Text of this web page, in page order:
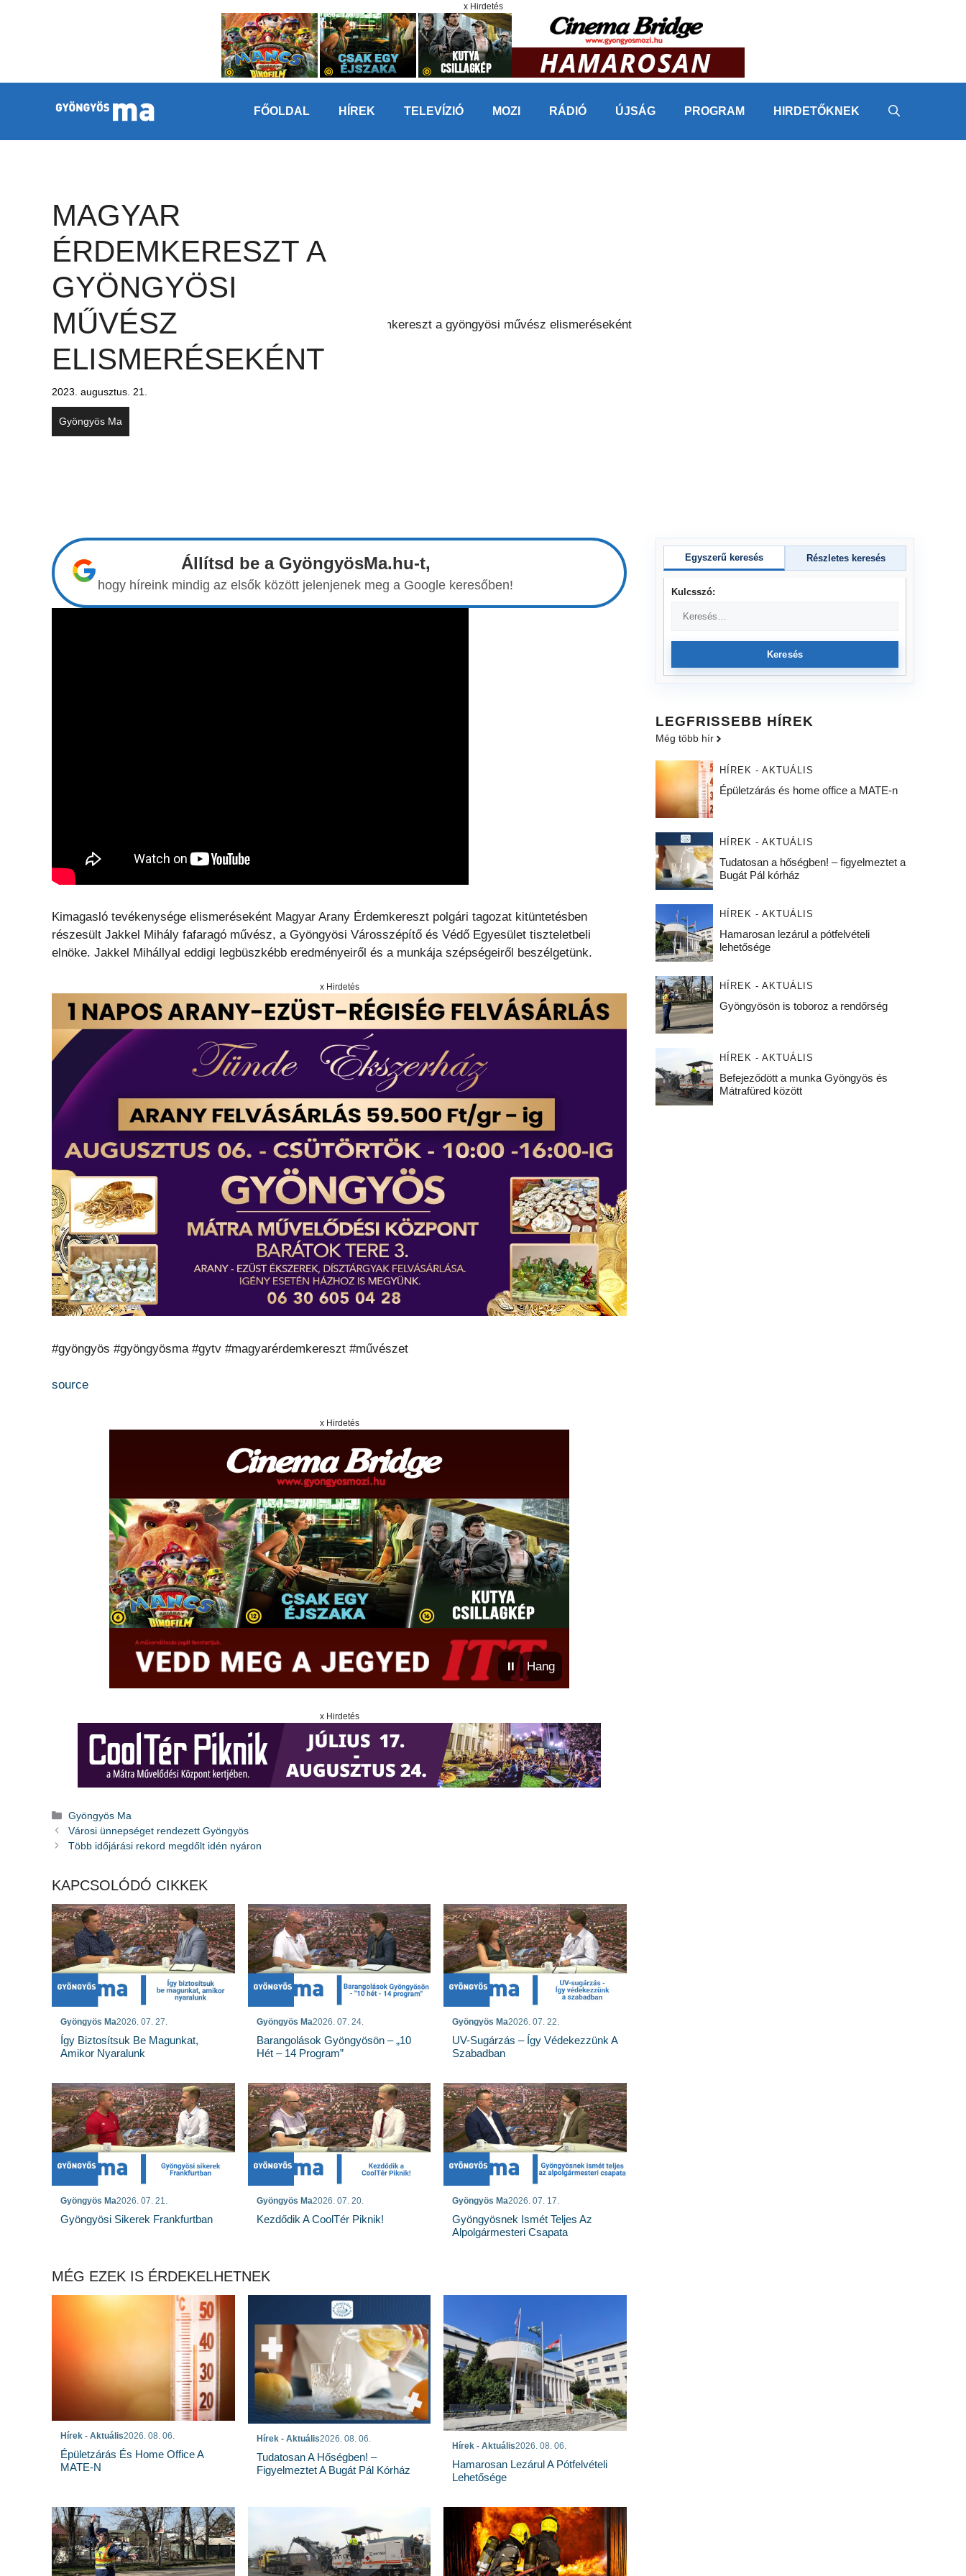
x Hirdetés
FŐOLDAL HÍREK TELEVÍZIÓ MOZI RÁDIÓ ÚJSÁG PROGRAM HIRDETŐKNEK
MAGYAR
ÉRDEMKERESZT A
GYÖNGYÖSI
MŰVÉSZ
ELISMERÉSEKÉNT
2023. augusztus. 21.
Gyöngyös Ma
Állítsd be a GyöngyösMa.hu-t,
hogy híreink mindig az elsők között jelenjenek meg a Google keresőben!
Kimagasló tevékenysége elismeréseként Magyar Arany Érdemkereszt polgári tagozat kitüntetésben
részesült Jakkel Mihály fafaragó művész, a Gyöngyösi Városszépítő és Védő Egyesület tiszteletbeli
elnöke. Jakkel Mihállyal eddigi legbüszkébb eredményeiről és a munkája szépségeiről beszélgetünk.
x Hirdetés
#gyöngyös #gyöngyösma #gytv #magyarérdemkereszt #művészet
source
x Hirdetés
⏸ Hang
x Hirdetés
Kategória
Gyöngyös Ma
Városi ünnepséget rendezett Gyöngyös
Több időjárási rekord megdőlt idén nyáron
KAPCSOLÓDÓ CIKKEK
Gyöngyös Ma2026. 07. 27.
Így Biztosítsuk Be Magunkat,
Amikor Nyaralunk
Gyöngyös Ma2026. 07. 24.
Barangolások Gyöngyösön – „10
Hét – 14 Program”
Gyöngyös Ma2026. 07. 22.
UV-Sugárzás – Így Védekezzünk A
Szabadban
Gyöngyös Ma2026. 07. 21.
Gyöngyösi Sikerek Frankfurtban
Gyöngyös Ma2026. 07. 20.
Kezdődik A CoolTér Piknik!
Gyöngyös Ma2026. 07. 17.
Gyöngyösnek Ismét Teljes Az
Alpolgármesteri Csapata
MÉG EZEK IS ÉRDEKELHETNEK
Hírek - Aktuális2026. 08. 06.
Épületzárás És Home Office A
MATE-N
Hírek - Aktuális2026. 08. 06.
Tudatosan A Hőségben! –
Figyelmeztet A Bugát Pál Kórház
Hírek - Aktuális2026. 08. 06.
Hamarosan Lezárul A Pótfelvételi
Lehetősége
Egyszerű keresés Részletes keresés
Kulcsszó:
Keresés
LEGFRISSEBB HÍREK
Még több hír
HÍREK - AKTUÁLIS
Épületzárás és home office a MATE-n
HÍREK - AKTUÁLIS
Tudatosan a hőségben! – figyelmeztet a
Bugát Pál kórház
HÍREK - AKTUÁLIS
Hamarosan lezárul a pótfelvételi
lehetősége
HÍREK - AKTUÁLIS
Gyöngyösön is toboroz a rendőrség
HÍREK - AKTUÁLIS
Befejeződött a munka Gyöngyös és
Mátrafüred között